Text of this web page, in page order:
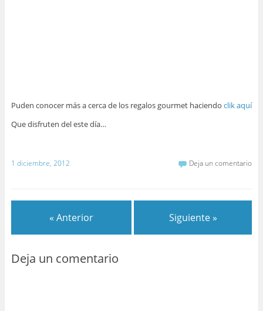
Puden conocer más a cerca de los regalos gourmet haciendo clik aquí
Que disfruten del este día…
1 diciembre, 2012 Deja un comentario
« Anterior Siguiente »
Deja un comentario